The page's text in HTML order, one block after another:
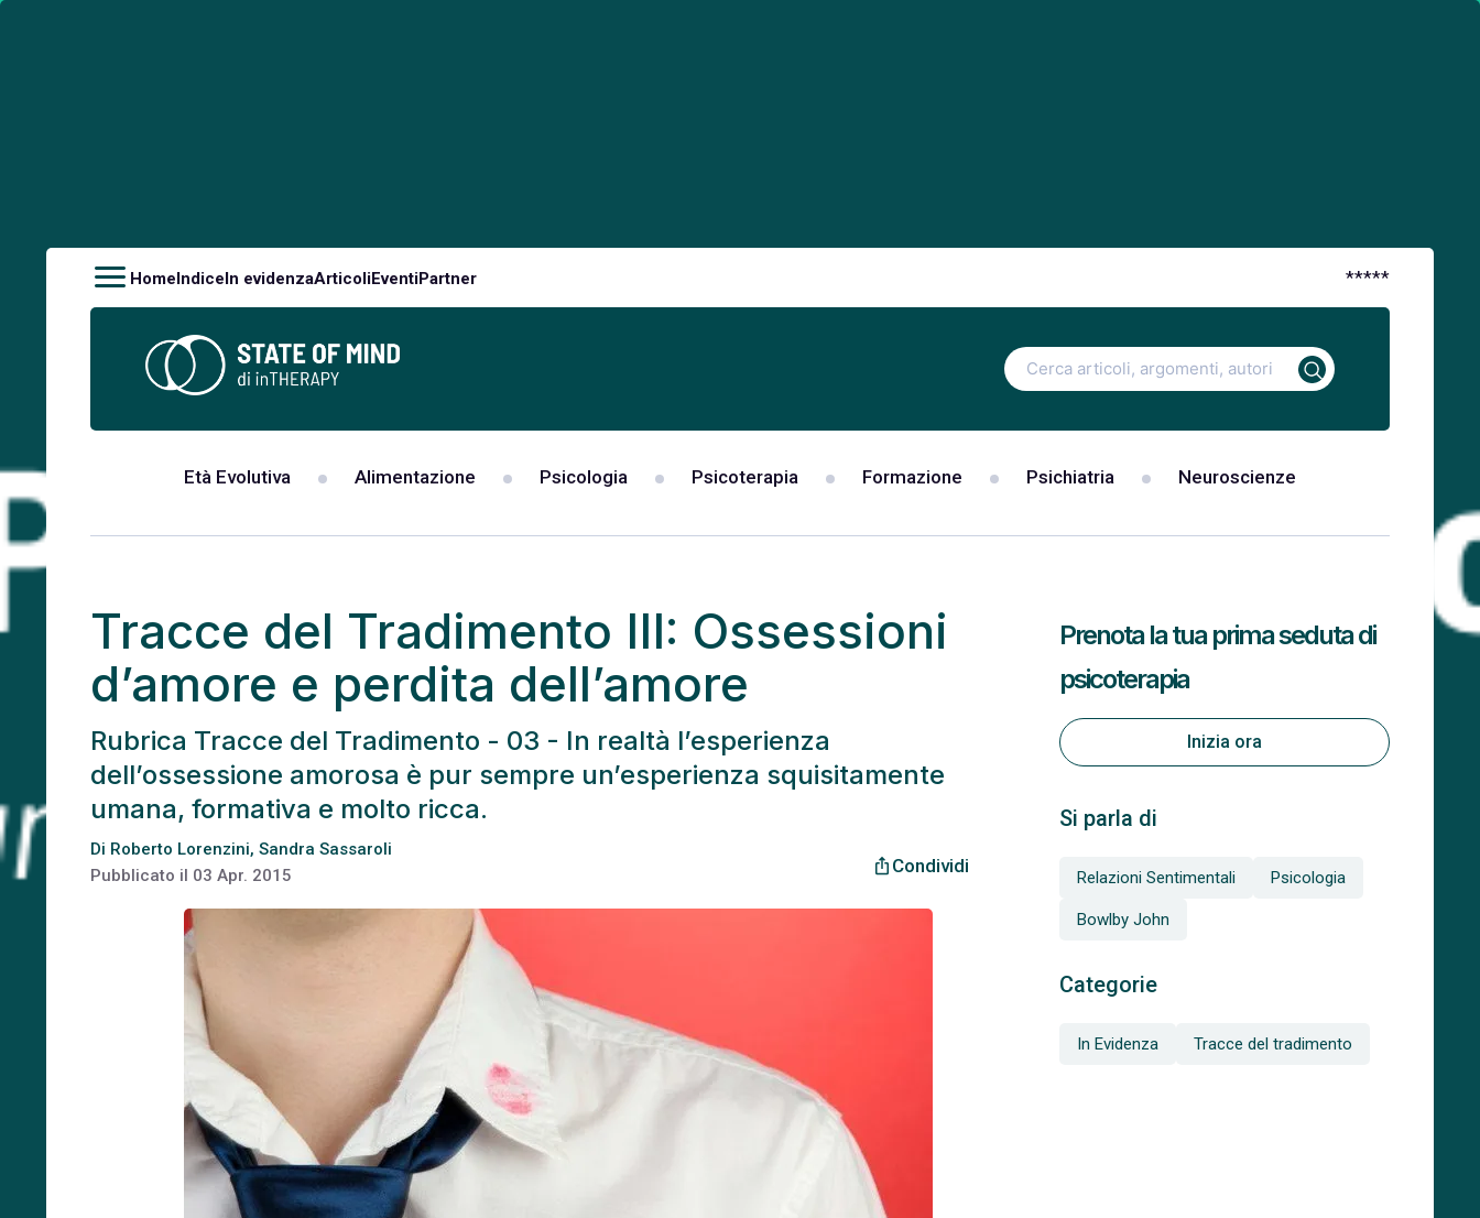
HomeIndiceIn evidenzaArticoliEventiPartner *****
Ricerca
per:
Età Evolutiva Alimentazione Psicologia Psicoterapia Formazione Psichiatria Neuroscienze
Tracce del Tradimento III: Ossessioni
d’amore e perdita dell’amore
Rubrica Tracce del Tradimento - 03 - In realtà l’esperienza
dell’ossessione amorosa è pur sempre un’esperienza squisitamente
umana, formativa e molto ricca.
Di Roberto Lorenzini, Sandra Sassaroli
Pubblicato il 03 Apr. 2015
ios_share Condividi
Si parla di
Relazioni Sentimentali Psicologia
Bowlby John
Categorie
In Evidenza Tracce del tradimento
Prenota la tua prima seduta di
psicoterapia
Inizia ora